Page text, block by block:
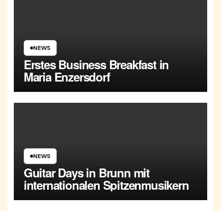
NEWS
Erstes Business Breakfast in
Maria Enzersdorf
NEWS
Guitar Days in Brunn mit
internationalen Spitzenmusikern